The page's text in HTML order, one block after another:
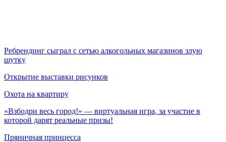
Ребрендинг сыграл с сетью алкогольных магазинов злую
шутку
Открытие выставки рисунков
Охота на квартиру
«Взбодри весь город!» — виртуальная игра, за участие в
которой дарят реальные призы!
Пряничная принцесса